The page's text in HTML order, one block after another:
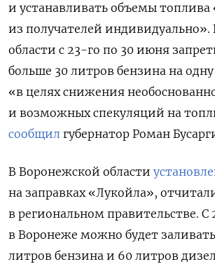
и устанавливать объемы
из получателей индивидуально».
области с 23-го по 30 июня
больше 30 литров бензина на
«в целях снижения
и возможных спекуляций на
сообщил губернатор Роман
В Воронежской области
на заправках «Лукойла»,
в региональном правительстве. С
в Воронеже можно будет
литров бензина и 60 литров